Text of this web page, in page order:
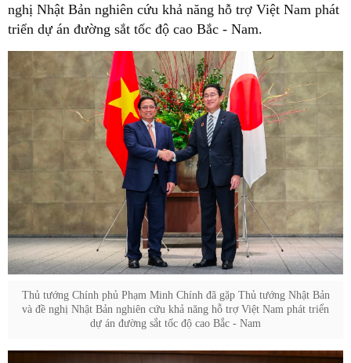
nghị Nhật Bản nghiên cứu khả năng hỗ trợ Việt Nam phát
triển dự án đường sắt tốc độ cao Bắc - Nam.
Thủ tướng Chính phủ Phạm Minh Chính đã gặp Thủ tướng Nhật Bản
và đề nghị Nhật Bản nghiên cứu khả năng hỗ trợ Việt Nam phát triển
dự án đường sắt tốc độ cao Bắc - Nam